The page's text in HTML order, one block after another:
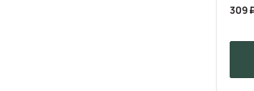
309